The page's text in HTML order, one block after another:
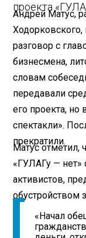
проекта
Андрей Матус,
Ходорковского,
разговор с
бизнесмена,
словам
передавали
его проекта, но
спектакли».
прекратили.
Матус отметил,
«ГУЛАГу — нет»
активистов,
обустройством
«Начал